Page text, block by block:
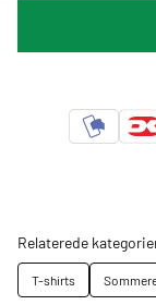
Relaterede
T-shirts